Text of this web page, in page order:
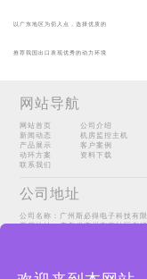
以广东地区为切入点，选择优质的
推荐我国出口表现优秀的动力环境
网站导航
网站首页
公司介绍
新闻动态
机房监控主机
产品展示
客户案例
动环方案
资料下载
联系我们
公司地址
公司名称：广州斯必得电子科技有限
工厂地址：广东省广州市南沙区东
联系方式